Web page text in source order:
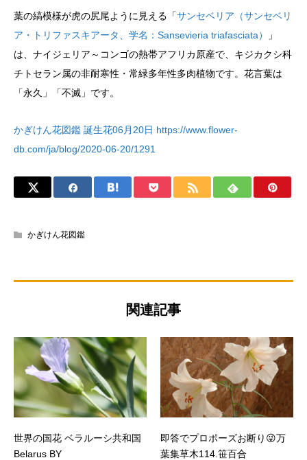
葉の縞模様が虎の尻尾ように見える「サンセベリア（サンセベリ
ア・トリファスキアータ、学名：Sansevieria triafasciata）
」
は、ナイジェリア～コンゴの熱帯アフリカ原産で、キジカクシ科
チトセラン属の非耐寒性・常緑多年性多肉植物です。花言葉は
「永久」「不滅」です。
かぎけん花図鑑 誕生花06月20日 https://www.flower-
db.com/ja/blog/2020-06-20/1291
かぎけん花図鑑
関連記事
世界の国花 ベラルーシ共和国
Belarus BY
即答でプロポーズお断り😜万
葉集草木114.笹百合